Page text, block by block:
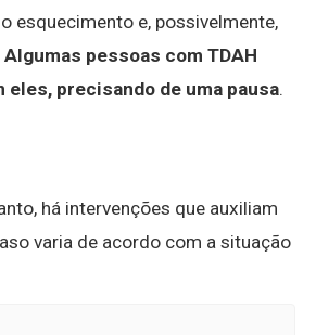
esquecimento e, possivelmente,
Algumas pessoas com TDAH
precisando de uma pausa.
há intervenções que auxiliam
varia de acordo com a situação